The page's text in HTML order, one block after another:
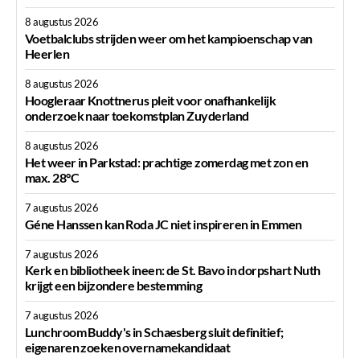
8 augustus 2026
Voetbalclubs strijden weer om het kampioenschap van
Heerlen
8 augustus 2026
Hoogleraar Knottnerus pleit voor onafhankelijk
onderzoek naar toekomstplan Zuyderland
8 augustus 2026
Het weer in Parkstad: prachtige zomerdag met zon en
max. 28°C
7 augustus 2026
Géne Hanssen kan Roda JC niet inspireren in Emmen
7 augustus 2026
Kerk en bibliotheek ineen: de St. Bavo in dorpshart Nuth
krijgt een bijzondere bestemming
7 augustus 2026
Lunchroom Buddy's in Schaesberg sluit definitief;
eigenaren zoeken overnamekandidaat